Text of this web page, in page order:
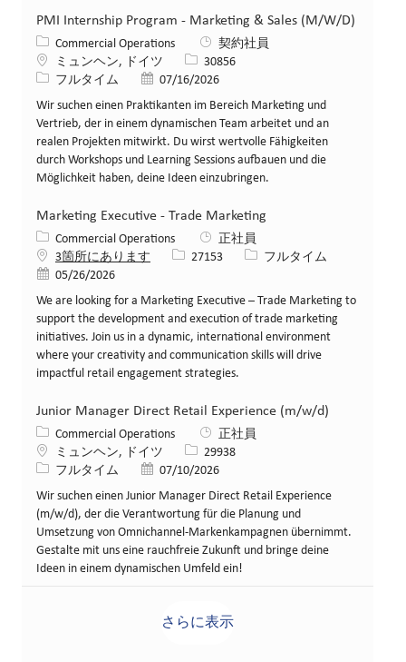
PMI Internship Program - Marketing & Sales (M/W/D)
カテゴリー
Commercial Operations
契約社員
場所ミュンヘン, ドイツ 求人ID30856
役職フルタイム 投稿日07/16/2026
Wir suchen einen Praktikanten im Bereich Marketing und
Vertrieb, der in einem dynamischen Team arbeitet und an
realen Projekten mitwirkt. Du wirst wertvolle Fähigkeiten
durch Workshops und Learning Sessions aufbauen und die
Möglichkeit haben, deine Ideen einzubringen.
Marketing Executive - Trade Marketing
カテゴリー
Commercial Operations
正社員
3箇所にあります
求人ID27153 役職フルタイム
投稿日05/26/2026
We are looking for a Marketing Executive – Trade Marketing to
support the development and execution of trade marketing
initiatives. Join us in a dynamic, international environment
where your creativity and communication skills will drive
impactful retail engagement strategies.
Junior Manager Direct Retail Experience (m/w/d)
カテゴリー
Commercial Operations
正社員
場所ミュンヘン, ドイツ 求人ID29938
役職フルタイム 投稿日07/10/2026
Wir suchen einen Junior Manager Direct Retail Experience
(m/w/d), der die Verantwortung für die Planung und
Umsetzung von Omnichannel-Markenkampagnen übernimmt.
Gestalte mit uns eine rauchfreie Zukunft und bringe deine
Ideen in einem dynamischen Umfeld ein!
さらに表示